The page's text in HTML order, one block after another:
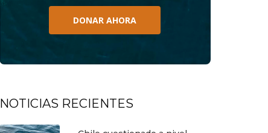
DONAR AHORA
NOTICIAS RECIENTES